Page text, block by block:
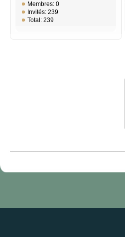
Membres: 0
Invités: 239
Total: 239